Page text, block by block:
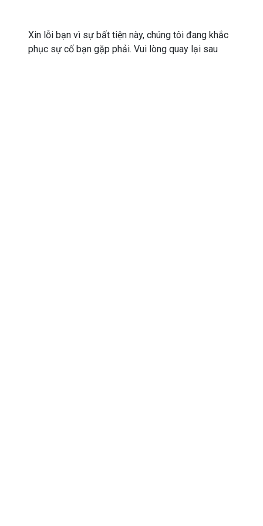
Xin lỗi bạn vì sự bất tiện này, chúng tôi đang khắc
phục sự cố bạn gặp phải. Vui lòng quay lại sau